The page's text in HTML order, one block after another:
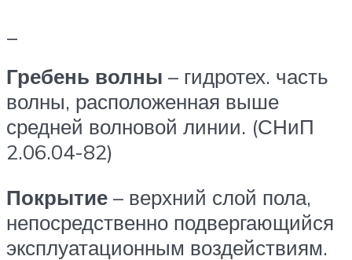
Гребень волны – гидротех. часть
волны, расположенная выше
средней волновой линии. (СНиП
2.06.04-82)
Покрытие – верхний слой пола,
непосредственно подвергающийся
эксплуатационным воздействиям.